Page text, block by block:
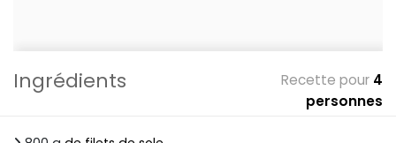
Ingrédients Recette pour 4
personnes